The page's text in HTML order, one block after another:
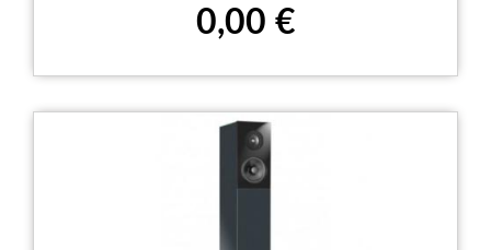
Prezzo
0,00 €